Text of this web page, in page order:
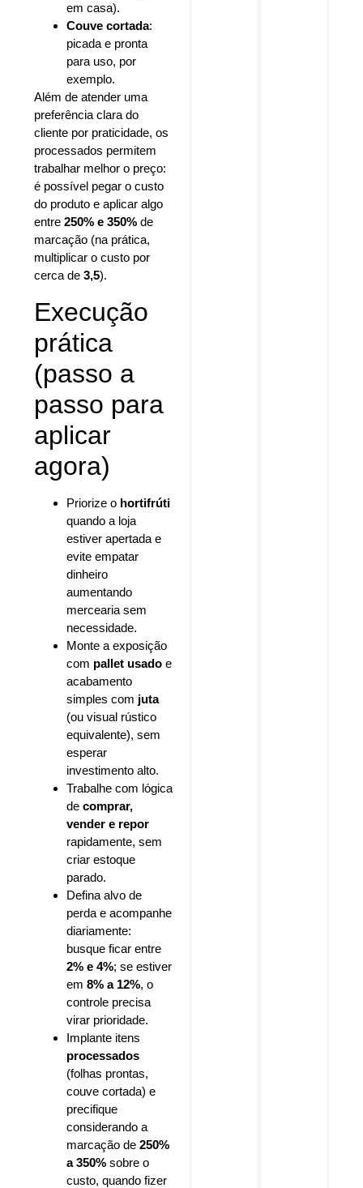
em casa).
Couve cortada:
picada e pronta
para uso, por
exemplo.
Além de atender uma
preferência clara do
cliente por praticidade, os
processados permitem
trabalhar melhor o preço:
é possível pegar o custo
do produto e aplicar algo
entre250% e 350% de
marcação (na prática,
multiplicar o custo por
cerca de3,5).
Execução
prática
(passo a
passo para
aplicar
agora)
Priorize o hortifrúti
quando a loja
estiver apertada e
evite empatar
dinheiro
aumentando
mercearia sem
necessidade.
Monte a exposição
com pallet usado e
acabamento
simples com juta
(ou visual rústico
equivalente), sem
esperar
investimento alto.
Trabalhe com lógica
decomprar,
vender e repor
rapidamente, sem
criar estoque
parado.
Defina alvo de
perda e acompanhe
diariamente:
busque ficar entre
2% e 4%; se estiver
em8% a 12%, o
controle precisa
virar prioridade.
Implante itens
processados
(folhas prontas,
couve cortada) e
precifique
considerando a
marcação de250%
a 350% sobre o
custo, quando fizer